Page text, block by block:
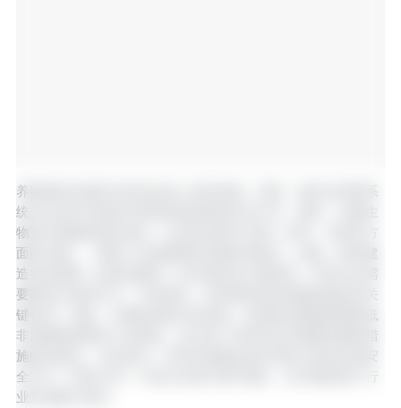
养猪场的生物安全状况总体上有所改善。然而，集约化养殖系
统无法达到与粗放式养殖系统相同的安全水平。通常，实施生
物安全措施的相关成本，以及某些现行法规（环境、市政等方
面的法规），限制了农场遵循所有建议的能力。例如，要求建
造实体屏障（如周边围栏）的法规涉及大量投资，而且往往需
要获得当局的许可。尽管如此，有时最简单的措施也能起到关
键作用。例如，近期的风险分析表明，使用防虫网能显著降低
非洲猪瘟病毒传入的风险，这凸显了简单却至关重要的预防措
施的有效性。无论如何，所有农场都必须共同努力提高生物安
全水平。即使只有一小部分农场不遵守规定，也可能给整个行
业造成重大损失。